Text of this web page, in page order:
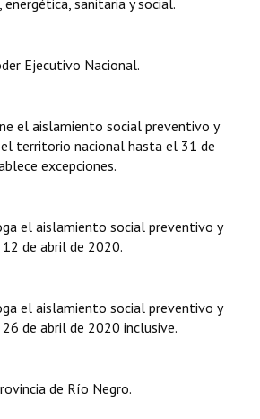
Letrada
sanitaria y social.
Ejecutivo Nacional.
el aislamiento social preventivo y
territorio nacional hasta el 31 de
excepciones.
el aislamiento social preventivo y
de abril de 2020.
el aislamiento social preventivo y
de abril de 2020 inclusive.
de Río Negro.